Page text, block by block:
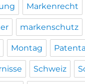
Markenrecht
markenschutz
Montag
Schweiz